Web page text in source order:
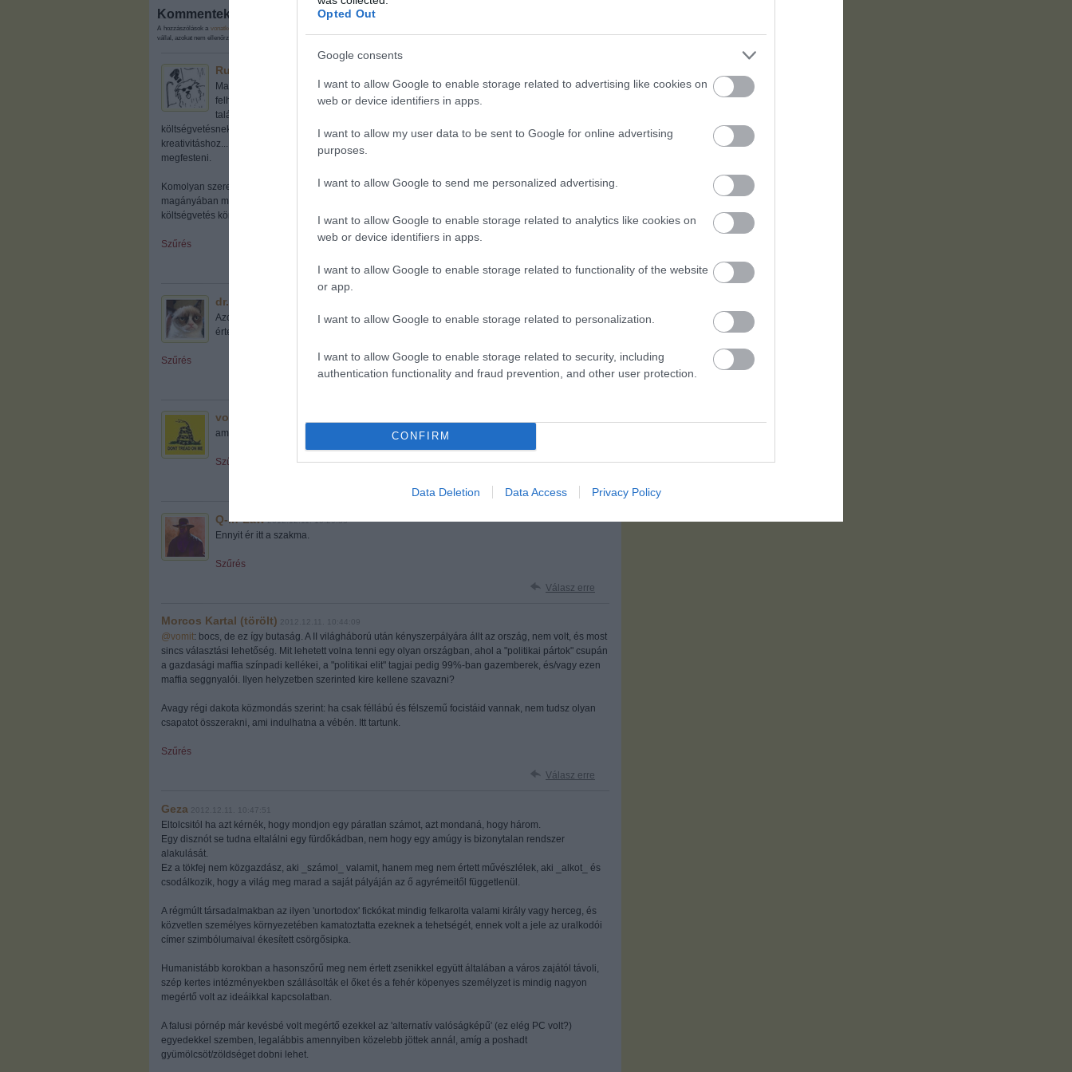
Opted Out
Google consents
I want to allow Google to enable storage related to advertising like cookies on
web or device identifiers in apps.
I want to allow my user data to be sent to Google for online advertising
purposes.
I want to allow Google to send me personalized advertising.
I want to allow Google to enable storage related to analytics like cookies on
web or device identifiers in apps.
I want to allow Google to enable storage related to functionality of the website
or app.
I want to allow Google to enable storage related to personalization.
I want to allow Google to enable storage related to security, including
authentication functionality and fraud prevention, and other user protection.
CONFIRM
Data Deletion Data Access Privacy Policy
Kommentek:
A hozzászólások avonatkozó jogszabályok
vállal, azokat nem ellenőrzi. Kifogás esetén forduljon a blog szerkesztőjéhez. Részletek a
Rufus78 (talán vak vagyok, de nem hülye)
Matolcsy Györgynek arról az anyagról kéne lejönnie, ami ezekbe a hellokittis-csillámpónis
felhőálmokba repíti őt, és ezek keresztül a sámánisztikus gazdaságpolitikáját... és akkor
talán a számok eltalálása is jobban menne. Talán mégiscsak lehet valami abban, hogy a
költségvetésnek inkább a valószínűségekhez és a racionalitáshoz kéne közelebb lennie, mint a
kreativitáshoz... legalábbis addig, amíg megbecsülni kell az állami bevételeket és kiadásokat, és nem
megfesteni.
Komolyan szeretném tudni, hogy van-e olyan magyar ember -akár csak a lelke mélyén, szobája
magányában megvallva magának a felismerést-, aki szerint nem ez a leghülyébb fasz, aki megfordult a
költségvetés környékén valaha is.
Szűrés
Válasz erre
dr. Aullah
Azon kívül, hogy tökre vicces... sajnos nálam nem üti meg az ingerküszöböt. Remélem nem
értesz félre laspalmas, nem azért írtam, mert fölösleges ez a téma...
Szűrés
vomit
amilyen vezetoket megerdemel az orszag, olyanjai vannak nekie
Szűrés
Válasz erre
Q-in-Law 2012.12.11. 10:29:55
Ennyit ér itt a szakma.
Szűrés
Válasz erre
Morcos Kartal (törölt) 2012.12.11. 10:44:09
@vomit: bocs, de ez így butaság. A II világháború után kényszerpályára állt az ország, nem volt, és most
sincs választási lehetőség. Mit lehetett volna tenni egy olyan országban, ahol a "politikai pártok" csupán
a gazdasági maffia színpadi kellékei, a "politikai elit" tagjai pedig 99%-ban gazemberek, és/vagy ezen
maffia seggnyalói. Ilyen helyzetben szerinted kire kellene szavazni?
Avagy régi dakota közmondás szerint: ha csak féllábú és félszemű focistáid vannak, nem tudsz olyan
csapatot összerakni, ami indulhatna a vébén. Itt tartunk.
Szűrés
Válasz erre
Geza 2012.12.11. 10:47:51
Eltolcsitól ha azt kérnék, hogy mondjon egy páratlan számot, azt mondaná, hogy három.
Egy disznót se tudna eltalálni egy fürdőkádban, nem hogy egy amúgy is bizonytalan rendszer
alakulását.
Ez a tökfej nem közgazdász, aki _számol_ valamit, hanem meg nem értett művészlélek, aki _alkot_ és
csodálkozik, hogy a világ meg marad a saját pályáján az ő agyrémeitől függetlenül.
A régmúlt társadalmakban az ilyen 'unortodox' fickókat mindig felkarolta valami király vagy herceg, és
közvetlen személyes környezetében kamatoztatta ezeknek a tehetségét, ennek volt a jele az uralkodói
címer szimbólumaival ékesített csörgősipka.
Humanistább korokban a hasonszőrű meg nem értett zsenikkel együtt általában a város zajától távoli,
szép kertes intézményekben szállásolták el őket és a fehér köpenyes személyzet is mindig nagyon
megértő volt az ideáikkal kapcsolatban.
A falusi pórnép már kevésbé volt megértő ezekkel az 'alternatív valóságképű' (ez elég PC volt?)
egyedekkel szemben, legalábbis amennyiben közelebb jöttek annál, amíg a poshadt
gyümölcsöt/zöldséget dobni lehet.